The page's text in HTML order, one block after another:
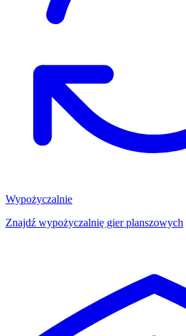
Wypożyczalnie
Znajdź wypożyczalnię gier planszowych